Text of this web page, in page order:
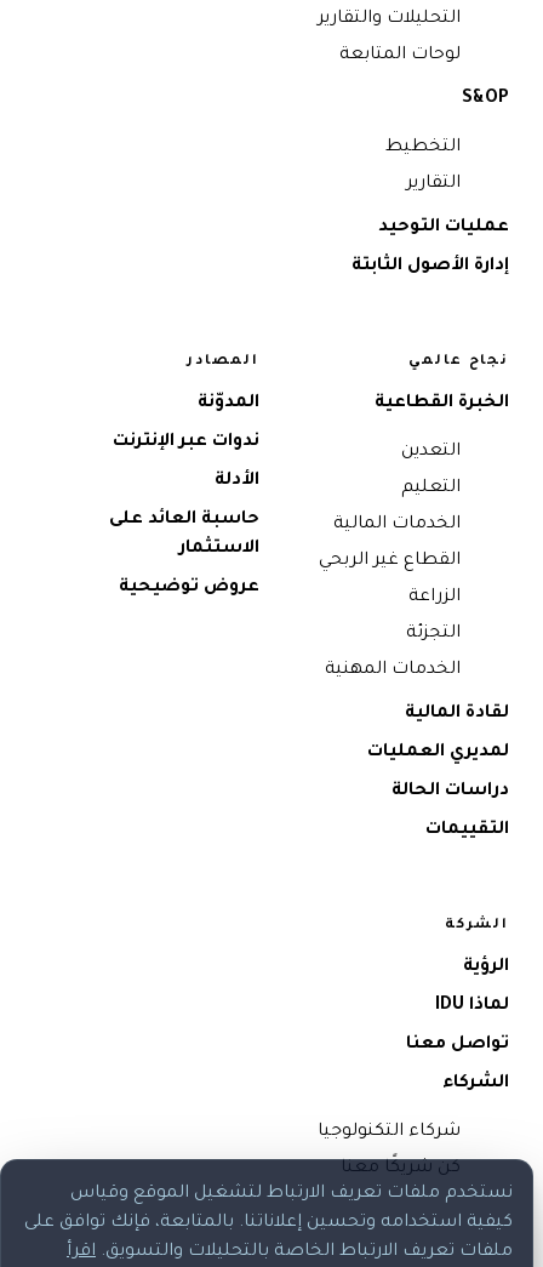
التحليلات والتقارير
لوحات المتابعة
S&OP
التخطيط
التقارير
عمليات التوحيد
إدارة الأصول الثابتة
نجاح عالمي
الخبرة القطاعية
التعدين
التعليم
الخدمات المالية
القطاع غير الربحي
الزراعة
التجزئة
الخدمات المهنية
لقادة المالية
لمديري العمليات
دراسات الحالة
التقييمات
المصادر
المدوّنة
ندوات عبر الإنترنت
الأدلة
حاسبة العائد على
الاستثمار
عروض توضيحية
الشركة
الرؤية
لماذا IDU
تواصل معنا
الشركاء
شركاء التكنولوجيا
كن شريكًا معنا
نستخدم ملفات تعريف الارتباط لتشغيل الموقع وقياس
كيفية استخدامه وتحسين إعلاناتنا. بالمتابعة، فإنك توافق على
ملفات تعريف الارتباط الخاصة بالتحليلات والتسويق. اقرأ